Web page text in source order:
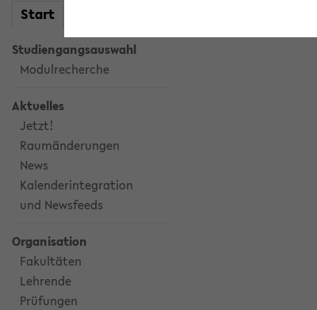
Start
Studiengangsauswahl
Modulrecherche
Aktuelles
Jetzt!
Raumänderungen
News
Kalenderintegration
und Newsfeeds
Organisation
Fakultäten
Lehrende
Prüfungen